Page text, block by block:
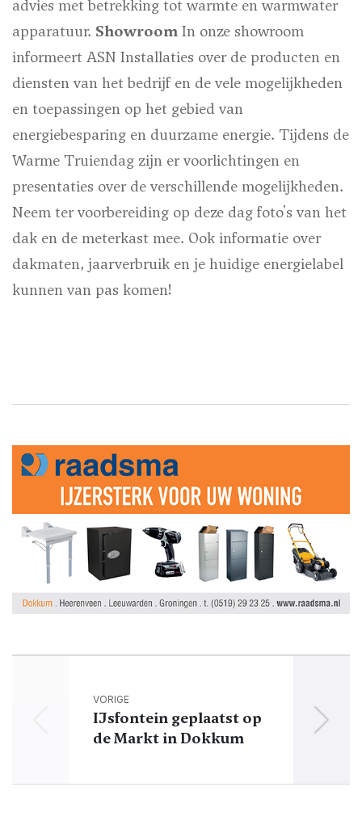
advies met betrekking tot warmte en warmwater
apparatuur. Showroom In onze showroom
informeert ASN Installaties over de producten en
diensten van het bedrijf en de vele mogelijkheden
en toepassingen op het gebied van
energiebesparing en duurzame energie. Tijdens de
Warme Truiendag zijn er voorlichtingen en
presentaties over de verschillende mogelijkheden.
Neem ter voorbereiding op deze dag foto's van het
dak en de meterkast mee. Ook informatie over
dakmaten, jaarverbruik en je huidige energielabel
kunnen van pas komen!
VORIGE
IJsfontein geplaatst op
de Markt in Dokkum